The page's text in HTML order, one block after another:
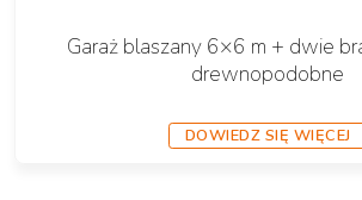
Garaż blaszany 6×6 m + dwie
drewnopodobne
DOWIEDZ SIĘ WIĘCEJ